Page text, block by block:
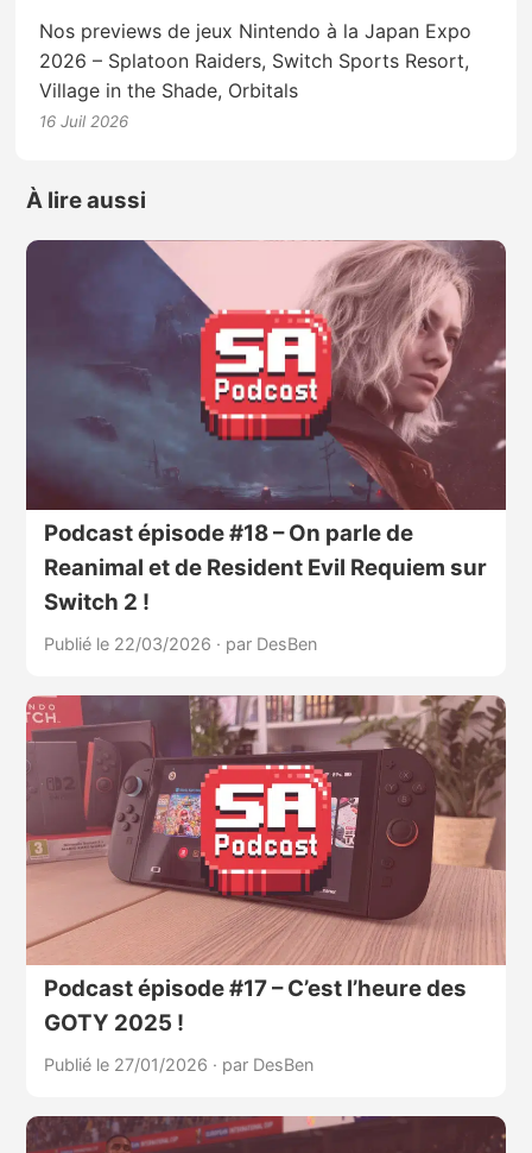
Nos previews de jeux Nintendo à la Japan Expo
2026 – Splatoon Raiders, Switch Sports Resort,
Village in the Shade, Orbitals
16 Juil 2026
À lire aussi
Podcast épisode #18 – On parle de
Reanimal et de Resident Evil Requiem sur
Switch 2 !
Publié le 22/03/2026 · par DesBen
Podcast épisode #17 – C’est l’heure des
GOTY 2025 !
Publié le 27/01/2026 · par DesBen